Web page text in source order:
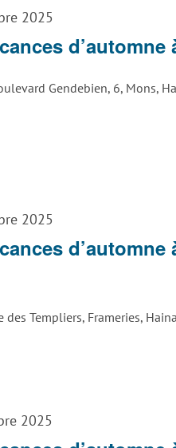
2025
d’automne
Gendebien, 6, Mons,
2025
d’automne
des Templiers, Frameries,
2025